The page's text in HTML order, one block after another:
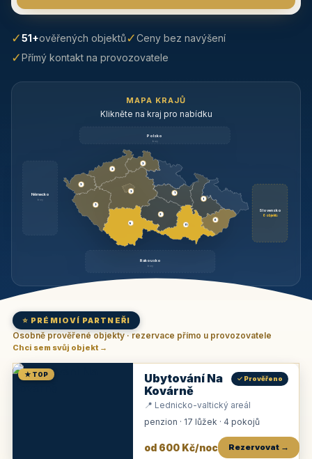
✓51+ověřených objektů✓Ceny bez navýšení
✓Přímý kontakt na provozovatele
MAPA KRAJŮ
Klikněte na kraj pro nabídku
Polsko
brzy
Německo
brzy
Slovensko
6 objektů
Rakousko
brzy
3
9
3
3
3
3
1
2
11
1
6
⭐ PRÉMIOVÍ PARTNEŘI
Osobně prověřené objekty · rezervace přímo u provozovatele
Chci sem svůj objekt →
★ TOP
Ubytování Na
Kovárně
✓ Prověřeno
📍 Lednicko-valtický areál
penzion · 17 lůžek · 4 pokojů
od 600 Kč/noc Rezervovat →